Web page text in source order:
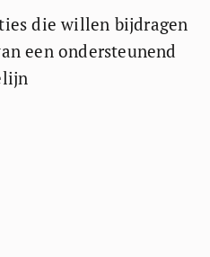
die willen bijdragen
een ondersteunend